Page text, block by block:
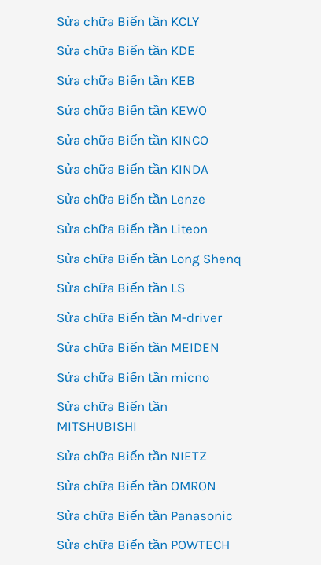
Sửa chữa Biến tần KCLY
Sửa chữa Biến tần KDE
Sửa chữa Biến tần KEB
Sửa chữa Biến tần KEWO
Sửa chữa Biến tần KINCO
Sửa chữa Biến tần KINDA
Sửa chữa Biến tần Lenze
Sửa chữa Biến tần Liteon
Sửa chữa Biến tần Long Shenq
Sửa chữa Biến tần LS
Sửa chữa Biến tần M-driver
Sửa chữa Biến tần MEIDEN
Sửa chữa Biến tần micno
Sửa chữa Biến tần
MITSHUBISHI
Sửa chữa Biến tần NIETZ
Sửa chữa Biến tần OMRON
Sửa chữa Biến tần Panasonic
Sửa chữa Biến tần POWTECH